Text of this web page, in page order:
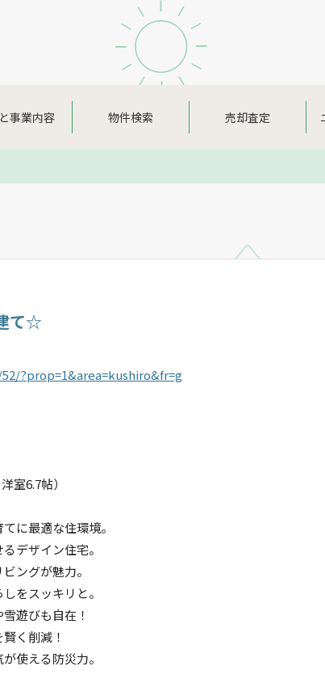
事業内容 物件検索 売却査定
て☆
?prop=1&area=kushiro&fr=g
室6.7帖）
に最適な住環境。
デザイン住宅。
ビングが魅力。
をスッキリと。
遊びも自在！
を賢く削減！
使える防災力。